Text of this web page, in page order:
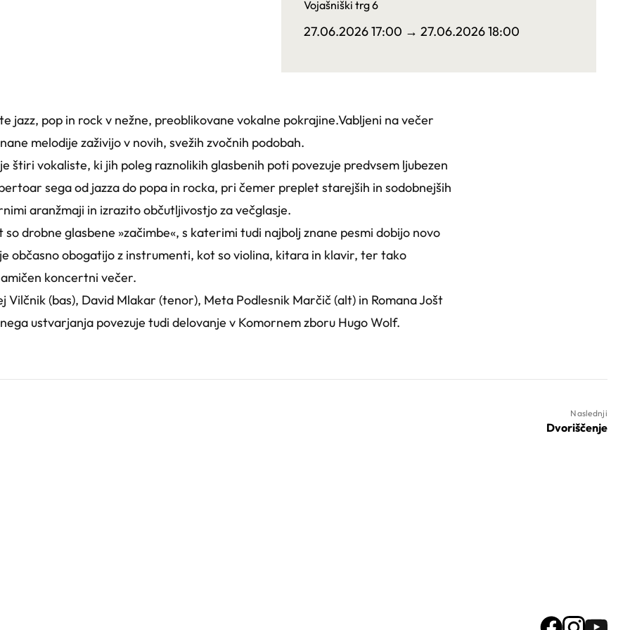
Vojašniški trg 6
27.06.2026 17:00 → 27.06.2026 18:00
jazz, pop in rock v nežne, preoblikovane vokalne pokrajine.Vabljeni na večer
melodije zaživijo v novih, svežih zvočnih podobah.
štiri vokaliste, ki jih poleg raznolikih glasbenih poti povezuje predvsem ljubezen
sega od jazza do popa in rocka, pri čemer preplet starejših in sodobnejših
aranžmaji in izrazito občutljivostjo za večglasje.
drobne glasbene »začimbe«, s katerimi tudi najbolj znane pesmi dobijo novo
občasno obogatijo z instrumenti, kot so violina, kitara in klavir, ter tako
koncertni večer.
(bas), David Mlakar (tenor), Meta Podlesnik Marčič (alt) in Romana Jošt
ustvarjanja povezuje tudi delovanje v Komornem zboru Hugo Wolf.
Naslednji
Dvoriščenje